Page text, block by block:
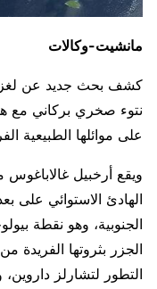
مانشيت-وكالات
كشف بحث جديد عن لغز
نتوء صخري بركاني مع
على موائلها الطبيعية
ويقع أرخبيل
الجنوبية، وهو نقطة
الجزر بثروتها الفريدة
التطور لتشارلز